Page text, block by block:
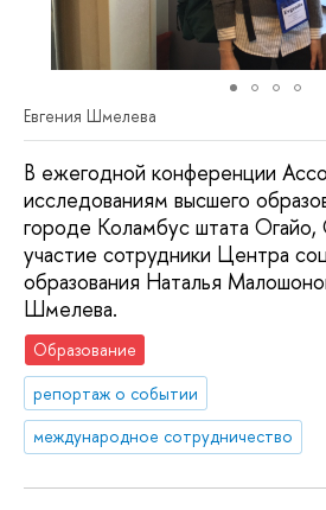
Евгения Шмелева
В ежегодной конференции
исследованиям высшего
городе Коламбус штата
участие сотрудники Центра
образования Наталья
Шмелева.
Образование
репортаж о событии
международное сотрудничество